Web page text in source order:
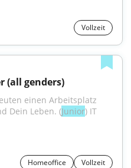
Vollzeit
(all genders)
einen Arbeitsplatz
Dein Leben. (Junior) IT
Homeoffice Vollzeit